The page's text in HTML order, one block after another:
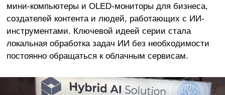
мини-компьютеры и OLED-мониторы для бизнеса,
создателей контента и людей, работающих с ИИ-
инструментами. Ключевой идеей серии стала
локальная обработка задач ИИ без необходимости
постоянно обращаться к облачным сервисам.